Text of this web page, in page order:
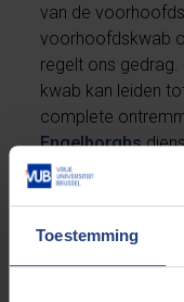
Toestemming
van de
voorhoofdskwab
regelt ons gedrag.
kwab kan leiden
complete
Engelborghs
verstoorde
dan sociaal
bijvoorbeeld
of moppen tappen